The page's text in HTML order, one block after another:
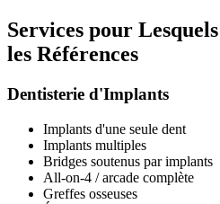
Services pour
les Références
Dentisterie d'Implants
Implants d'une seule dent
Implants multiples
Bridges soutenus par implants
All-on-4 / arcade complète
Greffes osseuses